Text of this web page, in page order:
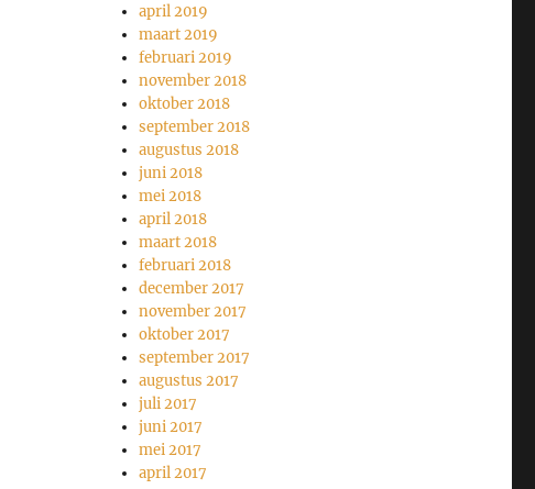
april 2019
maart 2019
februari 2019
november 2018
oktober 2018
september 2018
augustus 2018
juni 2018
mei 2018
april 2018
maart 2018
februari 2018
december 2017
november 2017
oktober 2017
september 2017
augustus 2017
juli 2017
juni 2017
mei 2017
april 2017